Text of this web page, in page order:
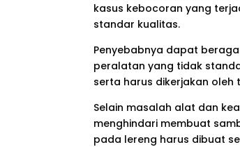
kasus kebocoran yang
standar kualitas.
Penyebabnya dapat
peralatan yang tidak
serta harus dikerjakan
Selain masalah alat dan
menghindari membuat
pada lereng harus dibuat